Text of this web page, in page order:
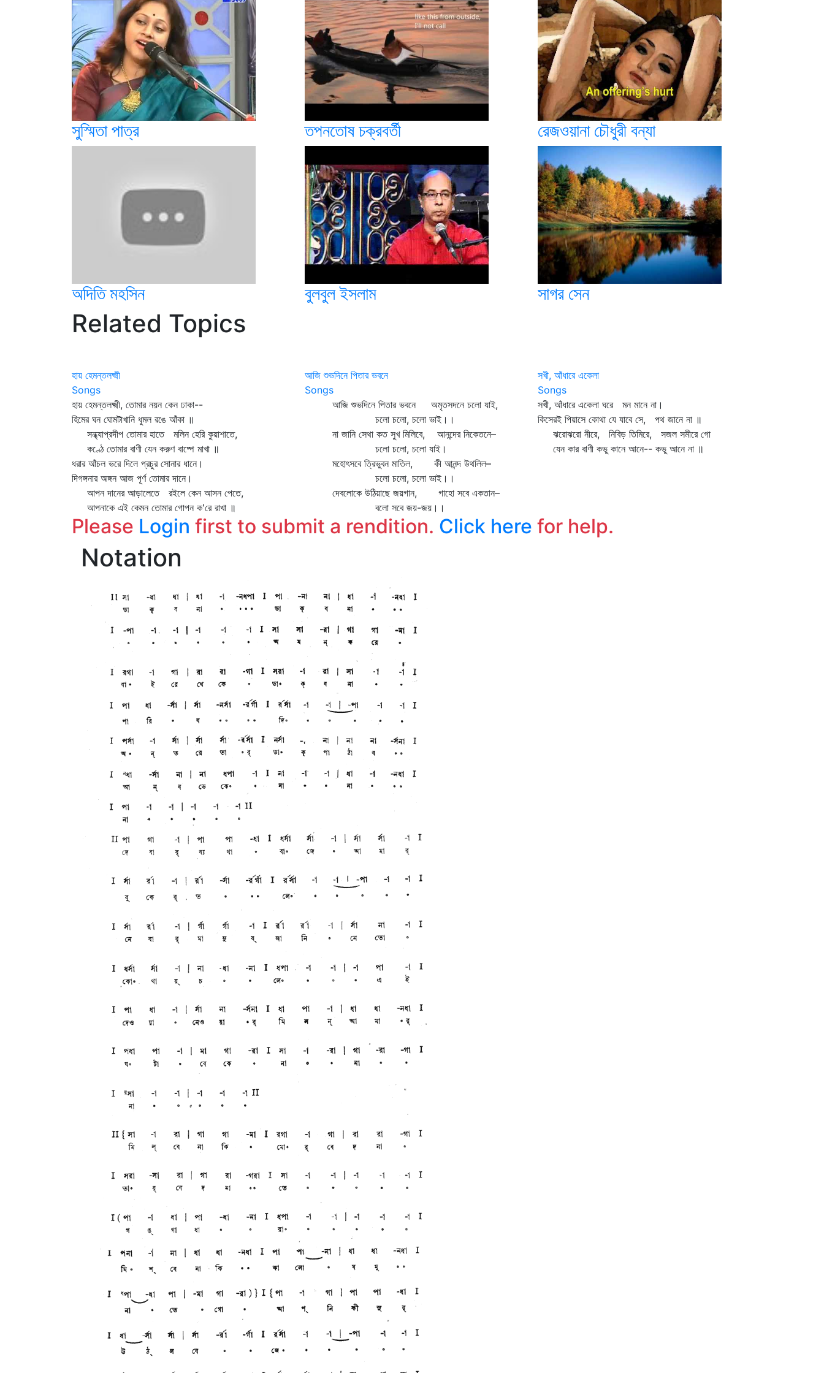
সুস্মিতা পাত্র তপনতোষ চক্রবর্তী রেজওয়ানা চৌধুরী বন্যা
অদিতি মহসিন বুলবুল ইসলাম সাগর সেন
Related Topics
হায় হেমন্তলক্ষ্মী
Songs
হায় হেমন্তলক্ষ্মী, তোমার নয়ন কেন ঢাকা--
হিমের ঘন ঘোমটাখানি ধুমল রঙে আঁকা ॥
সন্ধ্যাপ্রদীপ তোমার হাতে মলিন হেরি কুয়াশাতে,
কণ্ঠে তোমার বাণী যেন করুণ বাষ্পে মাখা ॥
ধরার আঁচল ভরে দিলে প্রচুর সোনার ধানে।
দিগঙ্গনার অঙ্গন আজ পূর্ণ তোমার দানে।
আপন দানের আড়ালেতে রইলে কেন আসন পেতে,
আপনাকে এই কেমন তোমার গোপন ক'রে রাখা ॥
আজি শুভদিনে পিতার ভবনে
Songs
আজি শুভদিনে পিতার ভবনে অমৃতসদনে চলো যাই,
চলো চলো, চলো ভাই।।
না জানি সেথা কত সুখ মিলিবে, আনন্দের নিকেতনে–
চলো চলো, চলো যাই।
মহোৎসবে ত্রিভুবন মাতিল, কী আনন্দ উথলিল–
চলো চলো, চলো ভাই।।
দেবলোকে উঠিয়াছে জয়গান, গাহো সবে একতান–
বলো সবে জয়-জয়।।
সখী, আঁধারে একেলা
Songs
সখী, আঁধারে একেলা ঘরে মন মানে না।
কিসেরই পিয়াসে কোথা যে যাবে সে, পথ জানে না ॥
ঝরোঝরো নীরে, নিবিড় তিমিরে, সজল সমীরে গো
যেন কার বাণী কভু কানে আনে-- কভু আনে না ॥
Please Login first to submit a rendition. Click here for help.
Notation